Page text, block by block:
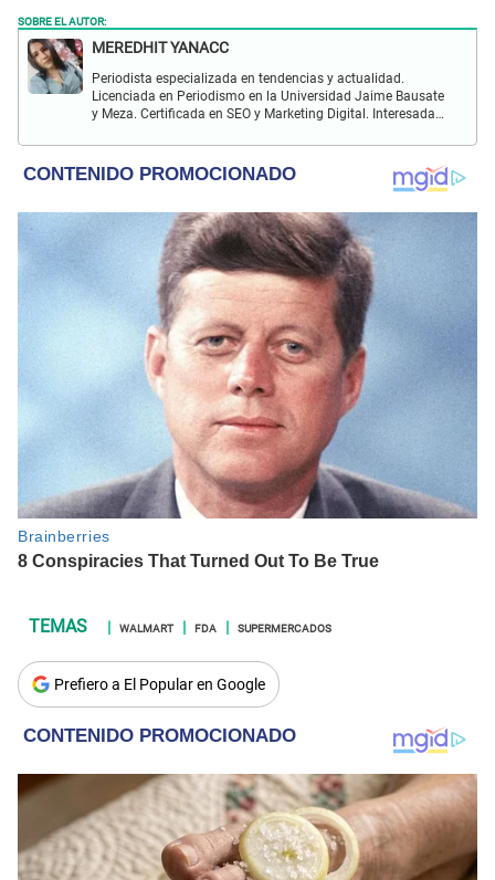
SOBRE EL AUTOR:
MEREDHIT YANACC
Periodista especializada en tendencias y actualidad.
Licenciada en Periodismo en la Universidad Jaime Bausate
y Meza. Certificada en SEO y Marketing Digital. Interesada
farándula y más.
WALMART FDA SUPERMERCADOS
Prefiero a El Popular en Google